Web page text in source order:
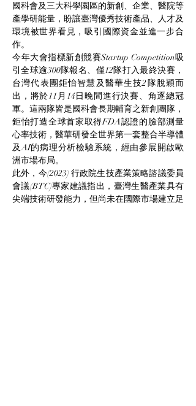
國科會及三大科學園區的新創、企業、醫院等
產學研能量，盼讓臺灣優秀技術產品、人才及
環境被世界看見，吸引國際資金並進一步合
作。
今年大會指標新創競賽Startup Competition吸
引全球逾300隊報名、僅12隊打入最終決賽，
台灣代表團鉅怡智慧及醫華生技2隊脫穎而
出，將於11月14日晚間進行決賽、角逐總冠
軍。這兩隊皆是國科會長期輔育之新創團隊，
鉅怡打造全球首家取得FDA認證的臉部測量
心率技術，醫華研發全世界第一套整合半導體
及AI的病理分析檢驗系統，經由參展開啟歐
洲市場布局。
此外，今(2023) 行政院生技產業策略諮議委員
會議(BTC)專家建議指出，臺灣生醫產業具有
尖端技術研發能力，但尚未在國際市場建立足